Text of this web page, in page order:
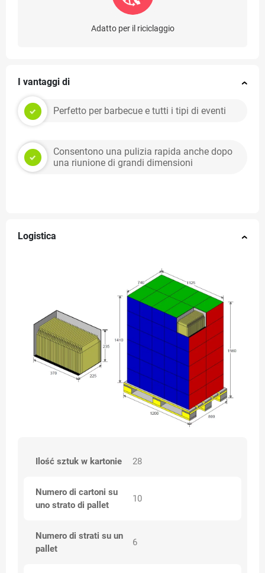
Adatto per il riciclaggio
I vantaggi di
Perfetto per barbecue e tutti i tipi di eventi
Consentono una pulizia rapida anche dopo
una riunione di grandi dimensioni
Logistica
Ilość sztuk w kartonie 28
Numero di cartoni su
uno strato di pallet
10
Numero di strati su un
pallet
6